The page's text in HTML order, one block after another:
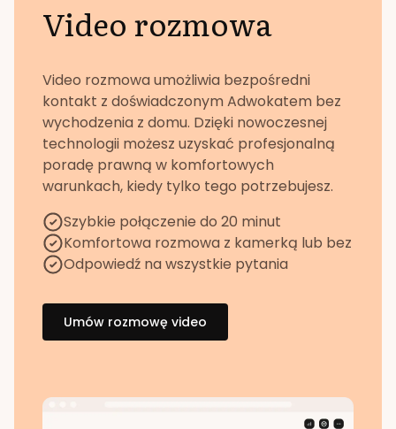
Video rozmowa
Video rozmowa umożliwia bezpośredni
kontakt z doświadczonym Adwokatem bez
wychodzenia z domu. Dzięki nowoczesnej
technologii możesz uzyskać profesjonalną
poradę prawną w komfortowych
warunkach, kiedy tylko tego potrzebujesz.
Szybkie połączenie do 20 minut
Komfortowa rozmowa z kamerką lub bez
Odpowiedź na wszystkie pytania
Umów rozmowę video